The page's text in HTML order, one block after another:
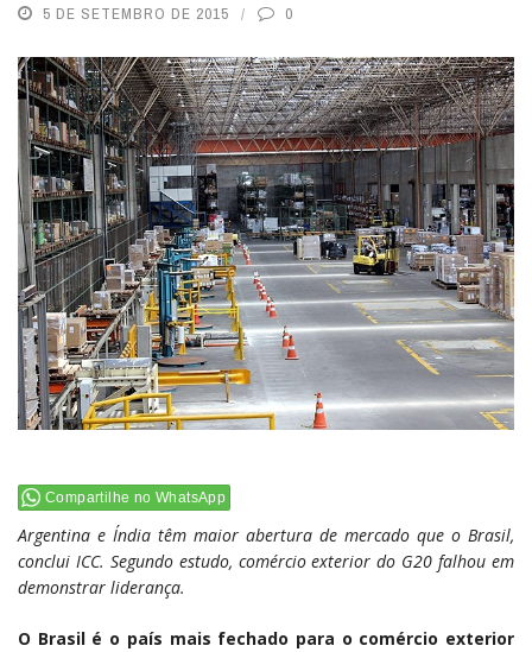
5 DE SETEMBRO DE 2015 0
Compartilhe no WhatsApp
Argentina e Índia têm maior abertura de mercado que o Brasil,
conclui ICC. Segundo estudo, comércio exterior do G20 falhou em
demonstrar liderança.
O Brasil é o país mais fechado para o comércio exterior